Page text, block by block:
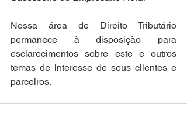
Nossa área de Direito Tributário
permanece à disposição para
esclarecimentos sobre este e outros
temas de interesse de seus clientes e
parceiros.